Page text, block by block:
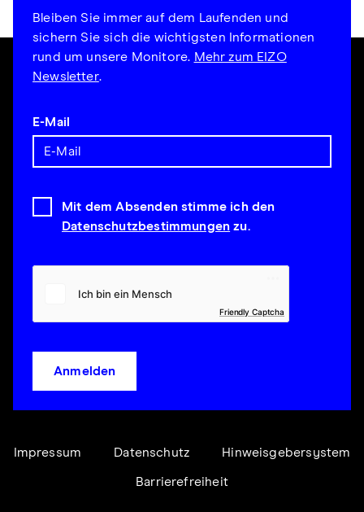
Bleiben Sie immer auf dem Laufenden und
sichern Sie sich die wichtigsten Informationen
rund um unsere Monitore. Mehr zum EIZO
Newsletter.
E-Mail
Mit dem Absenden stimme ich den
Datenschutzbestimmungen zu.
Friendly Captcha
Anmelden
Impressum Datenschutz Hinweisgebersystem
Barrierefreiheit